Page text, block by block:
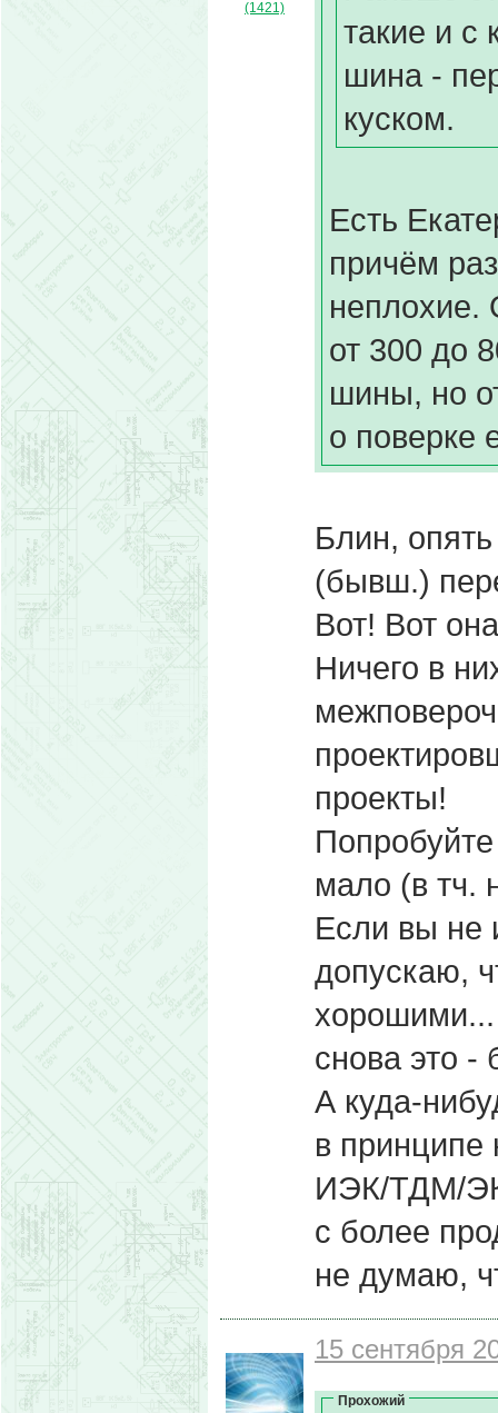
(1421)
такие и с
шина -
куском.
Есть
причём
неплохие.
от 300 до
шины, но
о поверке
Блин,
(бывш.)
Вот! Вот
Ничего в
проекты!
мало (в тч.
Если вы не
допускаю,
хорошими...
снова это -
А куда-
в принципе
ИЭК/ТДМ/
с более
не думаю,
15 сентября
Прохожий